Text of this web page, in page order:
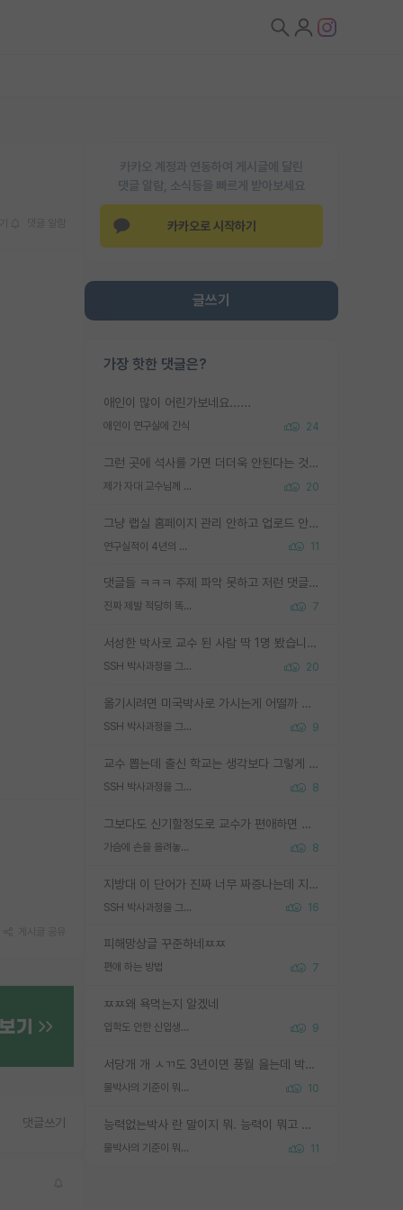
카카오 계정과 연동하여 게시글에 달린
댓글 알람, 소식등을 빠르게 받아보세요
카카오로 시작하기
글쓰기
가장 핫한 댓글은?
애인이 많이 어린가보네요......
애인이 연구실에 간식 24
그런 곳에 석사를 가면 더더욱 안된다는 것을 깨달으시면 된겁니다!
제가 자대 교수님께 무례하게 행동한 걸까요? 20
그냥 랩실 홈페이지 관리 안하고 업로드 안한거 아님?
연구실적이 4년의 공백이 있는거 어떻게 생각하냐 11
댓글들 ㅋㅋㅋ 주제 파악 못하고 저런 댓글들을 쓰네. 조직에 인간이 얼마나 중요한데 걱정될 수도 있지 ㅋㅋ 본인들은 퍽이나 잘하나봐 ? 현실은 남들한테 욕 안 먹는 1인분만 하는 것도 힘들텐데 ?
진짜 제발 적당히 똑똑한 박사과정이라도 위에 있었으면.. 7
서성한 박사로 교수 된 사람 딱 1명 봤습니다. 근데 지방대 박사로 교수된 거는 기적이 일어나야되요. 서성한 학부부터여도 빡센게 교수임용일텐데 지방대박사로 무슨 교수가 되나요...... 중소기업/중견기업 팀장급/연구소장급이나 될거 같네요.
SSH 박사과정을 그만두고 지방대 박사로 옮기면 교수의 꿈은 끝일까요? 20
옮기시려면 미국박사로 가시는게 어떨까 싶네요. 교수가 꿈이면 미국박사 하고 미국교수 까지 같이 노리시는게 기회가 많지 않을까요?
SSH 박사과정을 그만두고 지방대 박사로 옮기면 교수의 꿈은 끝일까요? 9
교수 뽑는데 출신 학교는 생각보다 그렇게 안 봄. 앞으로는 더 안 보게 될거임. 박사는 어디서 진행해도 됨. 단, 제대로 쌓고 좋은 실적 만들 수 있다면. 그런데 지방대는 그럴 가능성이 지극히 낮음. 나만 열심히 잘 하면 된다? 인간은 주변 환경에 지배되는 나약한 존재임. 주변의 지방대 대학원생과 섞이고 지방 특유의 여유로움 또는 나쁘게 얘기해서 나태함에 젖어 살다보면 교수의 꿈 자체를 잊어버리게 될 가능성도 있음. 주변 환경이 70~80%임.
SSH 박사과정을 그만두고 지방대 박사로 옮기면 교수의 꿈은 끝일까요? 8
그보다도 신기할정도로 교수가 편애하면 그사람만 논문이 되더라구요 내용이 다른 사람보다 허접해도요
가슴에 손을 올려놓고 싫어하는 사람 불공정하게 리뷰 8
지방대 이 단어가 진짜 너무 짜증나는데 지방대면 다 그냥 쓰레기인가요? 무슨 말 같지도 않은 댓글들이 있는건지??? 지방에도 충분히 좋은 대학 많고 충분히 잘하는 교수님들 많습니다 포항공대 4개 IST 대표 지거국들 여기 모두 다 지방에 있고 여기 출신들 중에 교수하는 분들 적지 않습니다 지거국 출신이 무슨 교수를 하냐?라고 생각할 사람들 많은데 상위 대표 지거국에 아웃라이어들 많습니다 결국 개인의 연구역량과 실적이 중요합니다 이 역량을 펼치는데 있어서 지도교수와의 합도 중요합니다. 그리고 경력이 필요하면 해외포닥까지 다녀오세요
SSH 박사과정을 그만두고 지방대 박사로 옮기면 교수의 꿈은 끝일까요? 16
피해망상글 꾸준하네ㅉㅉ
편애 하는 방법 7
ㅉㅉ왜 욕먹는지 알겠네
입학도 안한 신입생이 원래 관심을 받나요 9
서당개 개 ㅅㄲ도 3년이면 풍월 읊는데 박사 5년 이상 대리고 있으면서 물된건 교수 탓 맞는ㄱ게 거기가 서당이 아니란 소리임
물박사의 기준이 뭐임? 10
능력없는박사 란 말이지 뭐. 능력이 뭐고 능력이 있다는게 뭔지는 사람마다 기준이 다르니까 얘기해봐야 서로 자기 기준만 얘기해서 논쟁이 끝이 안나고. 주위에서 능력있고 야심있는 신입생이 교수가 유의미한 피드백을 아예 안주면서 제대로된 과제에 참여해볼 기회도 제공하지 않고 잡일 뺑뺑이만 돌려서 맨날 단순작업만 하면서 밤새다가 눈빛이 점점 죽어가는걸 본 사람은 물박사는 교수탓이라고 하고, 교수는 이것저것 알려도 주고 기회도 주고 사수 동기 붙여주면서 어떻게든 끌고가려고 하는데 본인이 매일 뺀질거리면서 출근 하는둥마는둥 하다가 기껏 와서도 폰이나 쳐다보다가 실험 망치고 저녁약속있어서 먼저 가볼게요~ 하는걸 본 사람은 물박사는 본인탓이라고 함.
물박사의 기준이 뭐임? 11
댓글쓰기